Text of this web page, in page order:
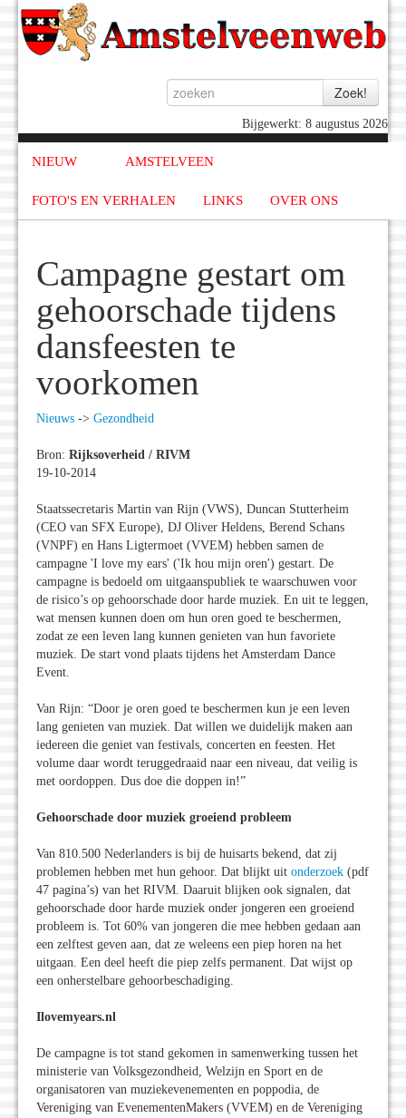
Bijgewerkt: 8 augustus 2026
NIEUW AMSTELVEEN
FOTO'S EN VERHALEN LINKS OVER ONS
Campagne gestart om
gehoorschade tijdens
dansfeesten te
voorkomen
Nieuws -> Gezondheid
Bron: Rijksoverheid / RIVM
19-10-2014
Staatssecretaris Martin van Rijn (VWS), Duncan Stutterheim
(CEO van SFX Europe), DJ Oliver Heldens, Berend Schans
(VNPF) en Hans Ligtermoet (VVEM) hebben samen de
campagne 'I love my ears' ('Ik hou mijn oren') gestart. De
campagne is bedoeld om uitgaanspubliek te waarschuwen voor
de risico’s op gehoorschade door harde muziek. En uit te leggen,
wat mensen kunnen doen om hun oren goed te beschermen,
zodat ze een leven lang kunnen genieten van hun favoriete
muziek. De start vond plaats tijdens het Amsterdam Dance
Event.
Van Rijn: “Door je oren goed te beschermen kun je een leven
lang genieten van muziek. Dat willen we duidelijk maken aan
iedereen die geniet van festivals, concerten en feesten. Het
volume daar wordt teruggedraaid naar een niveau, dat veilig is
met oordoppen. Dus doe die doppen in!”
Gehoorschade door muziek groeiend probleem
Van 810.500 Nederlanders is bij de huisarts bekend, dat zij
problemen hebben met hun gehoor. Dat blijkt uit onderzoek (pdf
47 pagina’s) van het RIVM. Daaruit blijken ook signalen, dat
gehoorschade door harde muziek onder jongeren een groeiend
probleem is. Tot 60% van jongeren die mee hebben gedaan aan
een zelftest geven aan, dat ze weleens een piep horen na het
uitgaan. Een deel heeft die piep zelfs permanent. Dat wijst op
een onherstelbare gehoorbeschadiging.
Ilovemyears.nl
De campagne is tot stand gekomen in samenwerking tussen het
ministerie van Volksgezondheid, Welzijn en Sport en de
organisatoren van muziekevenementen en poppodia, de
Vereniging van EvenementenMakers (VVEM) en de Vereniging